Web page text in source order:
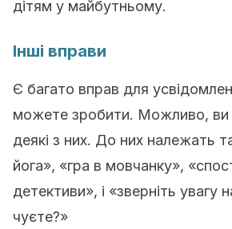
дітям у майбутньому.
Інші вправи
Є багато вправ для
можете зробити. Можливо, ви
деякі з них. До них належать
йога», «гра в мовчанку»,
детективи», і «зверніть увагу
чуєте?»